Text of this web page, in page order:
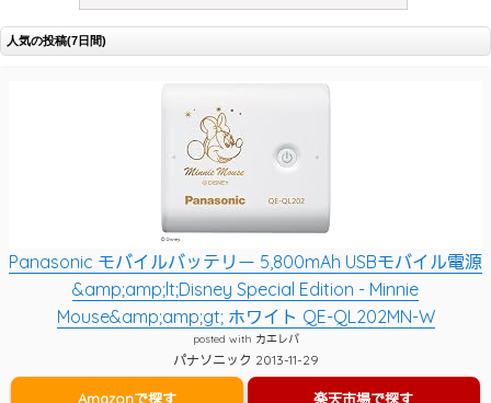
人気の投稿(7日間)
Panasonic モバイルバッテリー 5,800mAh USBモバイル電源
&amp;amp;lt;Disney Special Edition - Minnie
Mouse&amp;amp;gt; ホワイト QE-QL202MN-W
posted with カエレバ
パナソニック 2013-11-29
Amazonで探す 楽天市場で探す